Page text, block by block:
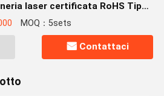
laser certificata RoHS Tipo
MOQ：5sets
Contattaci